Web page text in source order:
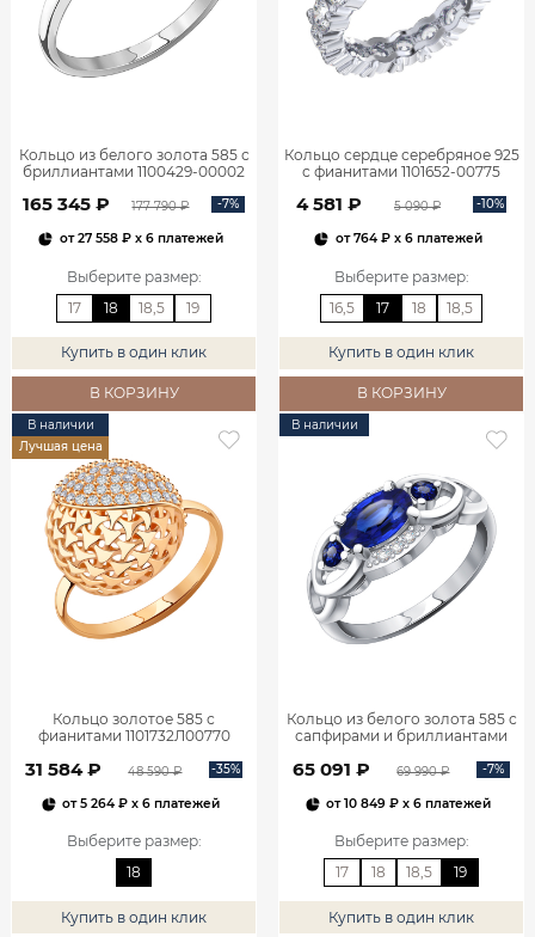
Кольцо из белого золота 585 с
бриллиантами 1100429-00002
165 345 ₽ 177 790 ₽ -7%
от27 558 ₽x 6 платежей
Выберите размер:
17
18 18,5 19
Купить в один клик
В КОРЗИНУ
Кольцо сердце серебряное 925
с фианитами 1101652-00775
4 581 ₽ 5 090 ₽ -10%
от764 ₽x 6 платежей
Выберите размер:
16,5
17 18 18,5
Купить в один клик
В КОРЗИНУ
В наличии
Лучшая цена
Кольцо золотое 585 с
фианитами 1101732Л00770
31 584 ₽ 48 590 ₽ -35%
от5 264 ₽ x 6 платежей
Выберите размер:
18
Купить в один клик
В наличии
Кольцо из белого золота 585 с
сапфирами и бриллиантами
65 091 ₽ 69 990 ₽ -7%
от10 849 ₽ x 6 платежей
Выберите размер:
17
18 18,5 19
Купить в один клик